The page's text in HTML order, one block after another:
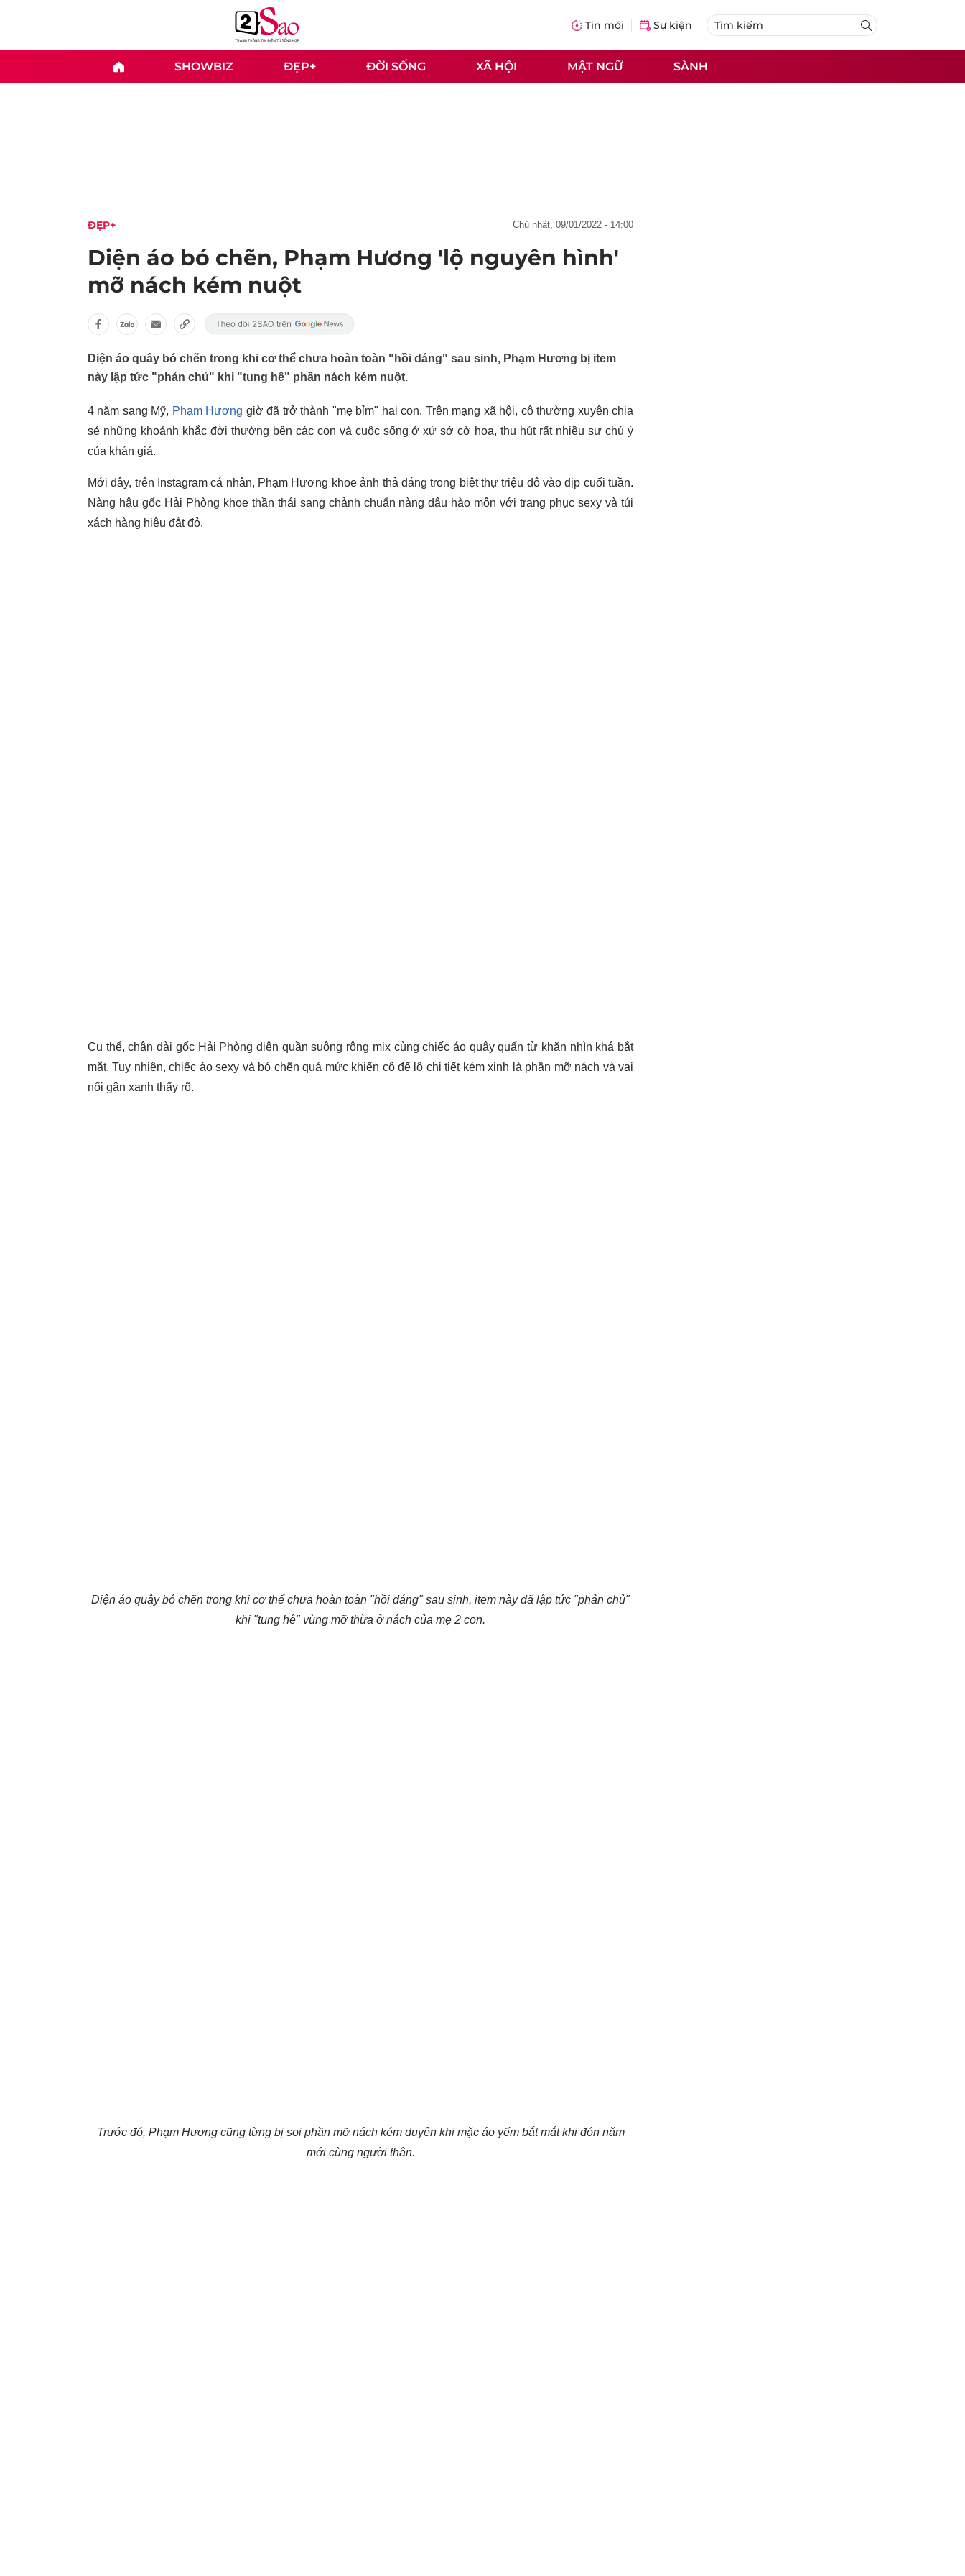
Tin mới Sự kiện
SHOWBIZ ĐẸP+ ĐỜI SỐNG XÃ HỘI MẬT NGỮ SÀNH
ĐẸP+ chủ nhật, 09/01/2022 - 14:00
Diện áo bó chẽn, Phạm Hương 'lộ nguyên hình'
mỡ nách kém nuột
Diện áo quây bó chẽn trong khi cơ thể chưa hoàn toàn "hồi dáng" sau sinh, Phạm Hương bị item
này lập tức "phản chủ" khi "tung hê" phần nách kém nuột.
4 năm sang Mỹ, Phạm Hương giờ đã trở thành "mẹ bỉm" hai con. Trên mạng xã hội, cô thường xuyên chia
sẻ những khoảnh khắc đời thường bên các con và cuộc sống ở xứ sở cờ hoa, thu hút rất nhiều sự chú ý
của khán giả.
Mới đây, trên Instagram cá nhân, Phạm Hương khoe ảnh thả dáng trong biệt thự triệu đô vào dịp cuối tuần.
Nàng hậu gốc Hải Phòng khoe thần thái sang chảnh chuẩn nàng dâu hào môn với trang phục sexy và túi
xách hàng hiệu đắt đỏ.
Cụ thể, chân dài gốc Hải Phòng diện quần suông rộng mix cùng chiếc áo quây quấn từ khăn nhìn khá bắt
mắt. Tuy nhiên, chiếc áo sexy và bó chẽn quá mức khiến cô để lộ chi tiết kém xinh là phần mỡ nách và vai
nổi gân xanh thấy rõ.
Diện áo quây bó chẽn trong khi cơ thể chưa hoàn toàn "hồi dáng" sau sinh, item này đã lập tức "phản chủ"
khi "tung hê" vùng mỡ thừa ở nách của mẹ 2 con.
Trước đó, Phạm Hương cũng từng bị soi phần mỡ nách kém duyên khi mặc áo yếm bắt mắt khi đón năm
mới cùng người thân.